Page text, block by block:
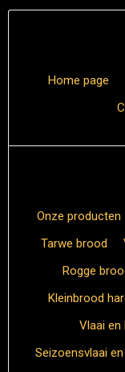
Home page
Onze producten
Tarwe brood
Rogge
Kleinbrood
Vlaai en
Seizoensvlaai